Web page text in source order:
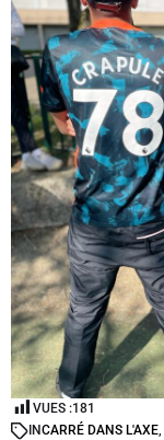
VUES :181
INCARRÉ DANS L'AXE,